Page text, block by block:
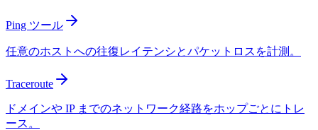
Ping ツール
任意のホストへの往復レイテンシとパケットロスを計測。
Traceroute
ドメインや IP までのネットワーク経路をホップごとにトレ
ース。